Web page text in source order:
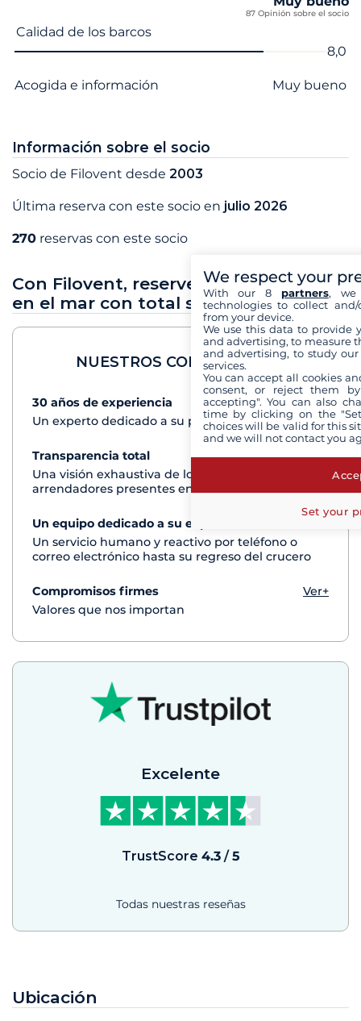
87 Opinión sobre el socio
Nombre del criterio
Calidad de los barcos
8,0
Acogida e información Muy bueno
Información sobre el socio
Socio de Filovent desde 2003
Última reserva con este socio en julio 2026
270 reservas con este socio
Con Filovent, reserve sus vacaciones
en el mar con total seguridad
NUESTROS COMPROMISOS
30 años de experiencia
Ver+
Un experto dedicado a su proyecto de crucero
Transparencia total
Ver+
Una visión exhaustiva de los barcos de todos los
arrendadores presentes en cada destino
Un equipo dedicado a su experiencia
Un servicio humano y reactivo por teléfono o
correo electrónico hasta su regreso del crucero
Compromisos firmes
Ver+
Valores que nos importan
Excelente
TrustScore 4.3/ 5
Todas nuestras reseñas
Ubicación
We respect your
With our 8 partners, we
technologies to collect
from your device.
We use this data to provide
and advertising, to measure
and advertising, to study
services.
You can accept all cookies
consent, or reject them
accepting". You can also
time by clicking on the
choices will be valid for this
and we will not contact you
Set your